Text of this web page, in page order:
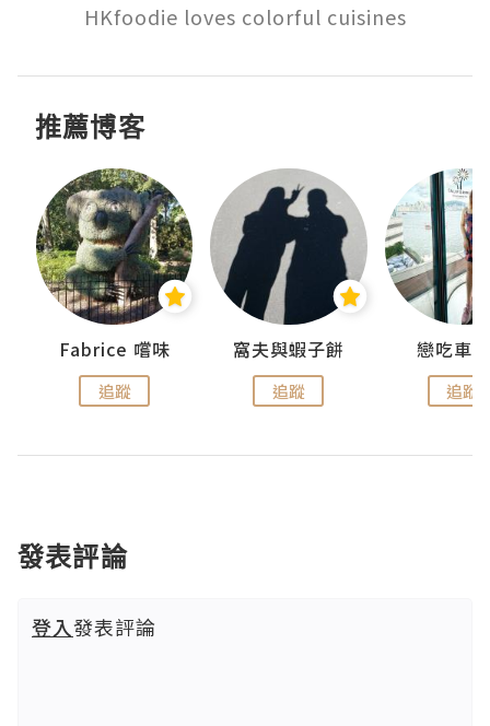
HKfoodie loves colorful cuisines
推薦博客
Fabrice 嚐味
追蹤
窩夫與蝦子餅
追蹤
戀吃車
追蹤
發表評論
登入發表評論